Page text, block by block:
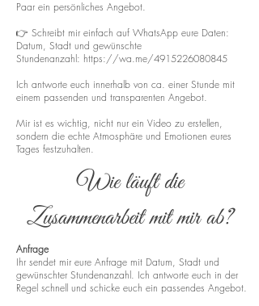
Paar ein persönliches Angebot.
👉 Schreibt mir einfach auf WhatsApp eure Daten:
Datum, Stadt und gewünschte
Stundenanzahl: https://wa.me/4915226080845
Ich antworte euch innerhalb von ca. einer Stunde mit
einem passenden und transparenten Angebot.
Mir ist es wichtig, nicht nur ein Video zu erstellen,
sondern die echte Atmosphäre und Emotionen eures
Tages festzuhalten.
Wie läuft die
Zusammenarbeit mit mir ab?
Anfrage
Ihr sendet mir eure Anfrage mit Datum, Stadt und
gewünschter Stundenanzahl. Ich antworte euch in der
Regel schnell und schicke euch ein passendes Angebot.